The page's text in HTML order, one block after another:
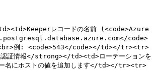
レコードの名前 (<code>Azure
code>
<br>例: <code>543</code></td></tr><tr>
証情報</strong></td><td>ローテーションを
ザー名にホストの値を追加します</td></tr><tr>